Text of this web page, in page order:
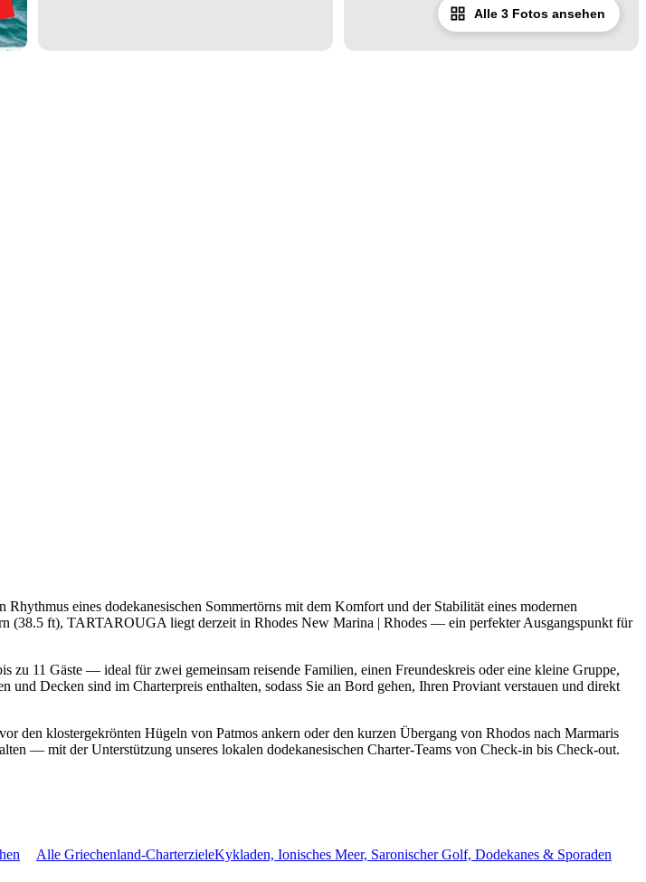
Alle 3 Fotos ansehen
eines dodekanesischen Sommertörns mit dem Komfort und der Stabilität eines modernen
(38.5 ft), TARTAROUGA liegt derzeit in Rhodes New Marina | Rhodes — ein perfekter Ausgangspunkt für
11 Gäste — ideal für zwei gemeinsam reisende Familien, einen Freundeskreis oder eine kleine Gruppe,
Decken sind im Charterpreis enthalten, sodass Sie an Bord gehen, Ihren Proviant verstauen und direkt
den klostergekrönten Hügeln von Patmos ankern oder den kurzen Übergang von Rhodos nach Marmaris
— mit der Unterstützung unseres lokalen dodekanesischen Charter-Teams von Check-in bis Check-out.
Alle Griechenland-CharterzieleKykladen, Ionisches Meer, Saronischer Golf, Dodekanes & Sporaden